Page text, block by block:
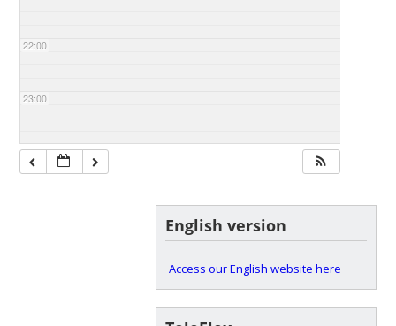
22:00
23:00
English version
Access our English website here